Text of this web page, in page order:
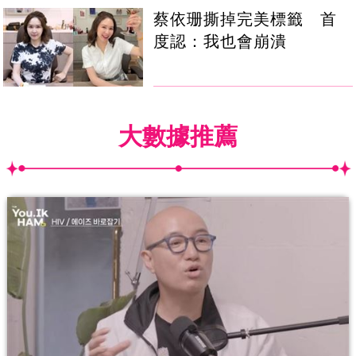
蔡依珊撕掉完美標籤 首
度認：我也會崩潰
大數據推薦